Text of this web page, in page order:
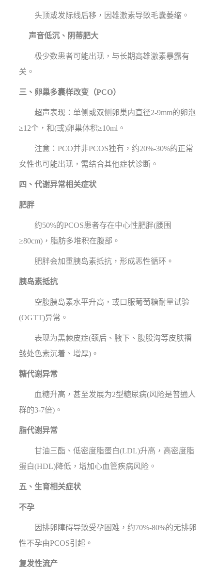
头顶或发际线后移，因雄激素导致毛囊萎缩。
声音低沉、阴蒂肥大
极少数患者可能出现，与长期高雄激素暴露有
关。
三、卵巢多囊样改变（PCO）
超声表现：单侧或双侧卵巢内直径2-9mm的卵泡
≥12个，和(或)卵巢体积≥10ml。
注意：PCO并非PCOS独有，约20%-30%的正常
女性也可能出现，需结合其他症状诊断。
四、代谢异常相关症状
肥胖
约50%的PCOS患者存在中心性肥胖(腰围
≥80cm)，脂肪多堆积在腹部。
肥胖会加重胰岛素抵抗，形成恶性循环。
胰岛素抵抗
空腹胰岛素水平升高，或口服葡萄糖耐量试验
(OGTT)异常。
表现为黑棘皮症(颈后、腋下、腹股沟等皮肤褶
皱处色素沉着、增厚)。
糖代谢异常
血糖升高，甚至发展为2型糖尿病(风险是普通人
群的3-7倍)。
脂代谢异常
甘油三酯、低密度脂蛋白(LDL)升高，高密度脂
蛋白(HDL)降低，增加心血管疾病风险。
五、生育相关症状
不孕
因排卵障碍导致受孕困难，约70%-80%的无排卵
性不孕由PCOS引起。
复发性流产